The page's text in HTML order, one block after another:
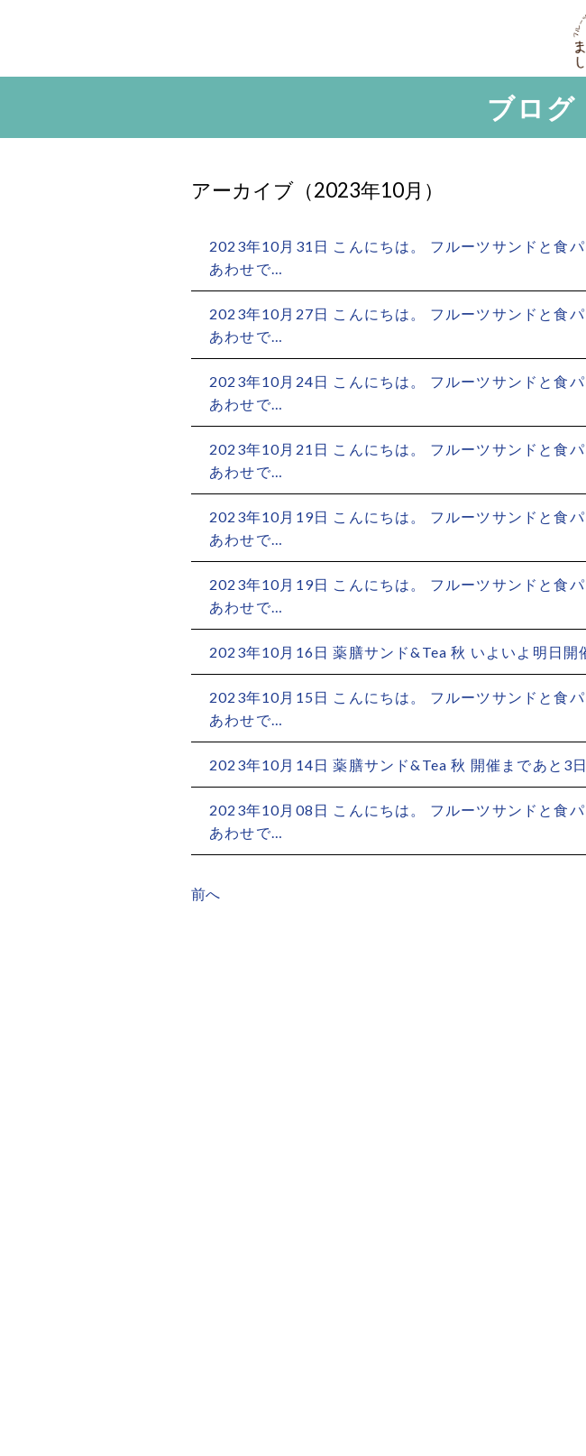
ブログ
アーカイブ（2023年10月）
2023年10月31日 こんにちは。 フルーツサンドと食
あわせで…
2023年10月27日 こんにちは。 フルーツサンドと食
あわせで…
2023年10月24日 こんにちは。 フルーツサンドと食
あわせで…
2023年10月21日 こんにちは。 フルーツサンドと食
あわせで…
2023年10月19日 こんにちは。 フルーツサンドと食
あわせで…
2023年10月19日 こんにちは。 フルーツサンドと食
あわせで…
2023年10月16日 薬膳サンド&Tea 秋 いよいよ明日開
2023年10月15日 こんにちは。 フルーツサンドと食
あわせで…
2023年10月14日 薬膳サンド&Tea 秋 開催まであと3
2023年10月08日 こんにちは。 フルーツサンドと食
あわせで…
前へ